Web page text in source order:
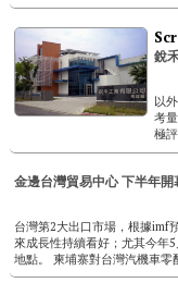
銳
以
考
極
已
金邊台灣貿易中心 下半年開
台灣第2大出口市場，根據imf
來成長性持續看好；尤其今年5
地點。 柬埔寨對台灣汽機車